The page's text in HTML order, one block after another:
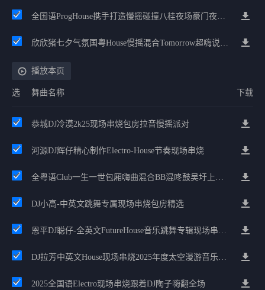
全国语ProgHouse携手打造慢摇碰撞八桂夜场豪门夜宴气氛小串
欣欣猪七夕气氛国粤House慢摇混合Tomorrow超嗨说唱英文House气氛
播放本页
选 舞曲名称 下载
恭城DJ冷漠2k25现场串烧包房拉音慢摇派对
河源DJ辉仔精心制作Electro-House节奏现场串烧
全粤语Club一生一世包厢嗨曲混合BB混咚鼓吴圩上人酒店有点飘
DJ小高-中英文跳舞专属现场串烧包房精选
恩平DJ聪仔-全英文FutureHouse音乐跳舞专辑现场串烧精选
DJ拉芳中英文House现场串烧2025年度太空漫游音乐合集
2025全国语Electro现场串烧跟着DJ陶子嗨翻全场